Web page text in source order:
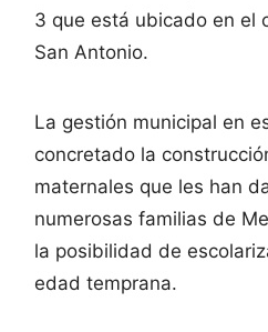
3 que está ubicado en el
San Antonio.
La gestión municipal en
concretado la
maternales que les han
numerosas familias de
la posibilidad de
edad temprana.